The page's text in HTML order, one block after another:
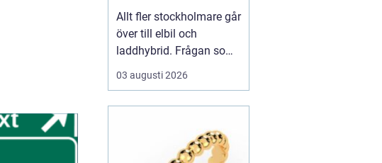
elbilsladdning
hemma och på
jobbet
Allt fler stockholmare går
över till elbil och
laddhybrid. Frågan som
snabbt dyker upp är hur
bilen ska laddas på ett
högre
säkerhet än vägg...
03 augusti 2026